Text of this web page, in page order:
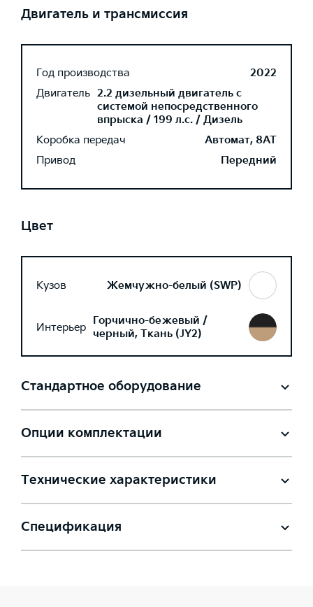
Двигатель и трансмиссия
Год производства
2022
Двигатель 2.2 дизельный двигатель с
системой непосредственного
впрыска / 199 л.с. / Дизель
Коробка передач
Автомат, 8AT
Привод
Передний
Цвет
Кузов Жемчужно-белый (SWP)
Интерьер Горчично-бежевый /
черный, Ткань (JY2)
Стандартное оборудование
Опции комплектации
Технические характеристики
Спецификация